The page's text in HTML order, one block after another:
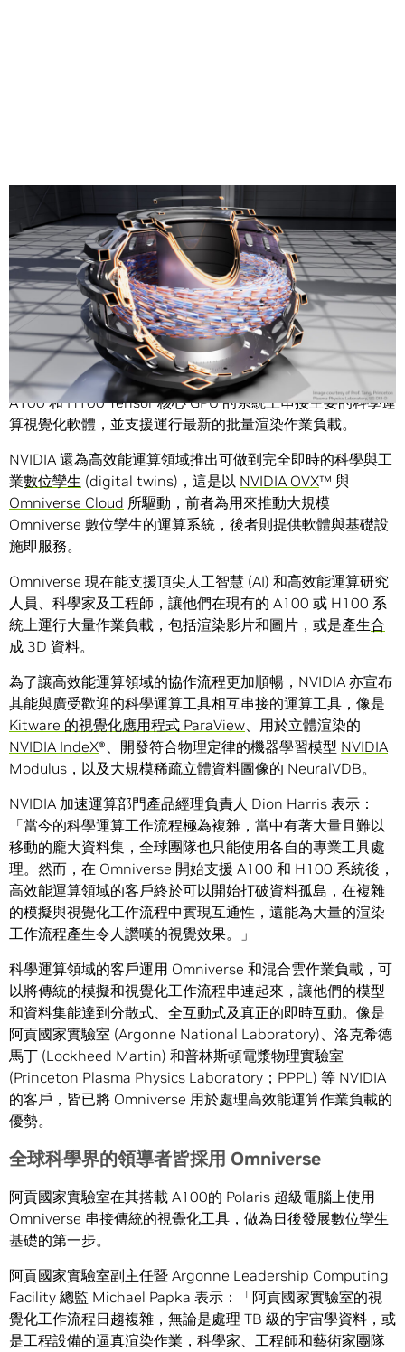
NVIDIA (輝達) 今天宣布NVIDIA Omniverse™ (用於建構與運
行元宇宙應用程式的開放式運算平台) 已可在搭載 NVIDIA
A100 和 H100 Tensor 核心 GPU 的系統上串接主要的科學運
算視覺化軟體，並支援運行最新的批量渲染作業負載。
NVIDIA 還為高效能運算領域推出可做到完全即時的科學與工
業數位孿生 (digital twins)，這是以 NVIDIA OVX™ 與
Omniverse Cloud 所驅動，前者為用來推動大規模
Omniverse 數位孿生的運算系統，後者則提供軟體與基礎設
施即服務。
Omniverse 現在能支援頂尖人工智慧 (AI) 和高效能運算研究
人員、科學家及工程師，讓他們在現有的 A100 或 H100 系
統上運行大量作業負載，包括渲染影片和圖片，或是產生合
成 3D 資料。
為了讓高效能運算領域的協作流程更加順暢，NVIDIA 亦宣布
其能與廣受歡迎的科學運算工具相互串接的運算工具，像是
Kitware 的視覺化應用程式 ParaView、用於立體渲染的
NVIDIA IndeX®、開發符合物理定律的機器學習模型 NVIDIA
Modulus ，以及大規模稀疏立體資料圖像的 NeuralVDB。
NVIDIA 加速運算部門產品經理負責人 Dion Harris 表示：
「當今的科學運算工作流程極為複雜，當中有著大量且難以
移動的龐大資料集，全球團隊也只能使用各自的專業工具處
理。然而，在 Omniverse 開始支援 A100 和 H100 系統後，
高效能運算領域的客戶終於可以開始打破資料孤島，在複雜
的模擬與視覺化工作流程中實現互通性，還能為大量的渲染
工作流程產生令人讚嘆的視覺效果。」
科學運算領域的客戶運用 Omniverse 和混合雲作業負載，可
以將傳統的模擬和視覺化工作流程串連起來，讓他們的模型
和資料集能達到分散式、全互動式及真正的即時互動。像是
阿貢國家實驗室 (Argonne National Laboratory)、洛克希德
馬丁 (Lockheed Martin) 和普林斯頓電漿物理實驗室
(Princeton Plasma Physics Laboratory；PPPL) 等 NVIDIA
的客戶，皆已將 Omniverse 用於處理高效能運算作業負載的
優勢。
全球科學界的領導者皆採用 Omniverse
阿貢國家實驗室在其搭載 A100的 Polaris 超級電腦上使用
Omniverse 串接傳統的視覺化工具，做為日後發展數位孿生
基礎的第一步。
阿貢國家實驗室副主任暨 Argonne Leadership Computing
Facility 總監 Michael Papka 表示：「阿貢國家實驗室的視
覺化工作流程日趨複雜，無論是處理 TB 級的宇宙學資料，或
是工程設備的逼真渲染作業，科學家、工程師和藝術家團隊